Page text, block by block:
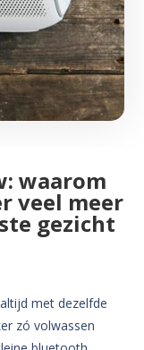
waarom
veel meer
gezicht
met dezelfde
zó volwassen